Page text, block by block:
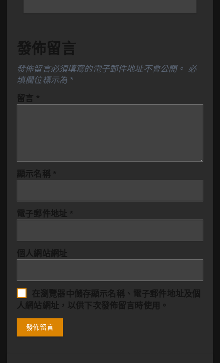
發佈留言
發佈留言必須填寫的電子郵件地址不會公開。 必
填欄位標示為 *
留言 *
顯示名稱 *
電子郵件地址 *
個人網站網址
在瀏覽器 中儲存顯示名稱、電子郵件地址及個
人網站網址，以供下次發佈留言時使用。